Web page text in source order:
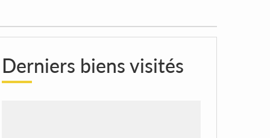
Derniers biens visités